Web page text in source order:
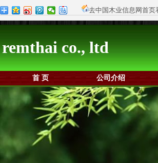
去中国木业信息网首页
remthai co., ltd
首 页 公司介绍